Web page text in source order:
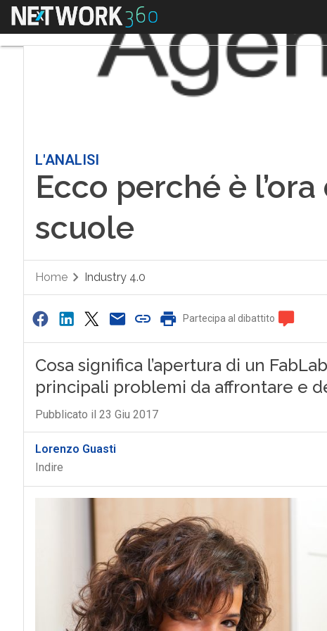
Menu
L'ANALISI
Ecco perché è
scuole
Home Industry 4.0
Partecipa al dibattito
Cosa significa l’apertura di un
principali problemi da affrontare e
Pubblicato il 23 Giu 2017
Lorenzo Guasti
Indire